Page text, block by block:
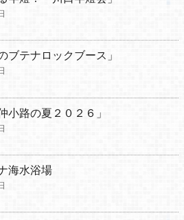
ブテナロックブース」
小路の夏２０２６」
海水浴場